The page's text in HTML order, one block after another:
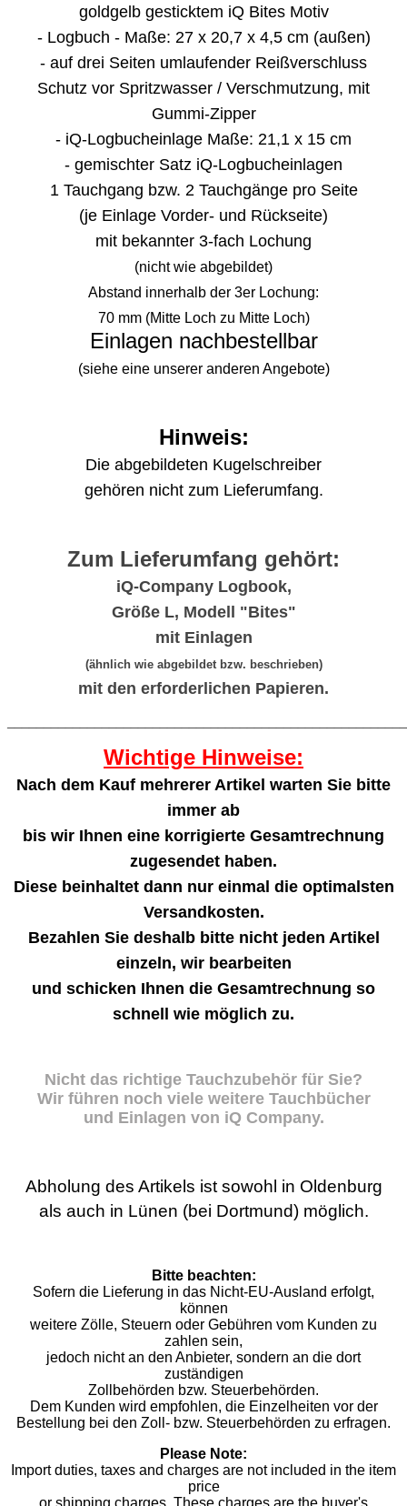
goldgelb gesticktem iQ Bites Motiv
- Logbuch - Maße: 27 x 20,7 x 4,5 cm (außen)
- auf drei Seiten umlaufender Reißverschluss
Schutz vor Spritzwasser / Verschmutzung, mit
Gummi-Zipper
- iQ-Logbucheinlage Maße: 21,1 x 15 cm
- gemischter Satz iQ-Logbucheinlagen
1 Tauchgang bzw. 2 Tauchgänge pro Seite
(je Einlage Vorder- und Rückseite)
mit bekannter 3-fach Lochung
(nicht wie abgebildet)
Abstand innerhalb der 3er Lochung:
70 mm (Mitte Loch zu Mitte Loch)
Einlagen nachbestellbar
(siehe eine unserer anderen Angebote)
Hinweis:
Die abgebildeten Kugelschreiber
gehören nicht zum Lieferumfang.
Zum Lieferumfang gehört:
iQ-Company Logbook,
Größe L, Modell "Bites"
mit Einlagen
(ähnlich wie abgebildet bzw. beschrieben)
mit den erforderlichen Papieren.
Wichtige Hinweise:
Nach dem Kauf mehrerer Artikel warten Sie bitte
immer ab
bis wir Ihnen eine korrigierte Gesamtrechnung
zugesendet haben.
Diese beinhaltet dann nur einmal die optimalsten
Versandkosten.
Bezahlen Sie deshalb bitte nicht jeden Artikel
einzeln, wir bearbeiten
und schicken Ihnen die Gesamtrechnung so
schnell wie möglich zu.
Nicht das richtige Tauchzubehör für Sie?
Wir führen noch viele weitere Tauchbücher
und Einlagen von iQ Company.
Abholung des Artikels ist sowohl in Oldenburg
als auch in Lünen (bei Dortmund) möglich.
Bitte beachten:
Sofern die Lieferung in das Nicht-EU-Ausland erfolgt,
können
weitere Zölle, Steuern oder Gebühren vom Kunden zu
zahlen sein,
jedoch nicht an den Anbieter, sondern an die dort
zuständigen
Zollbehörden bzw. Steuerbehörden.
Dem Kunden wird empfohlen, die Einzelheiten vor der
Bestellung bei den Zoll- bzw. Steuerbehörden zu erfragen.
Please Note:
Import duties, taxes and charges are not included in the item
price